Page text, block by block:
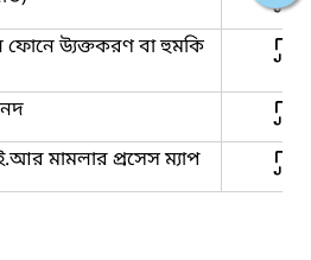
ফোনে উ্যক্তকরণ বা হুমকি
মামলার প্রসেস ম্যাপ